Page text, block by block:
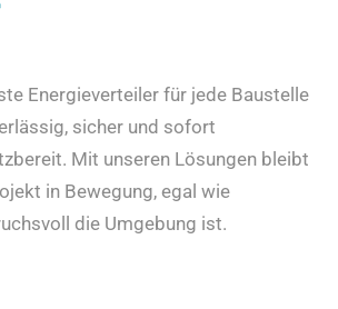
Energieverteiler für jede Baustelle
sicher und sofort
Mit unseren Lösungen bleibt
in Bewegung, egal wie
die Umgebung ist.